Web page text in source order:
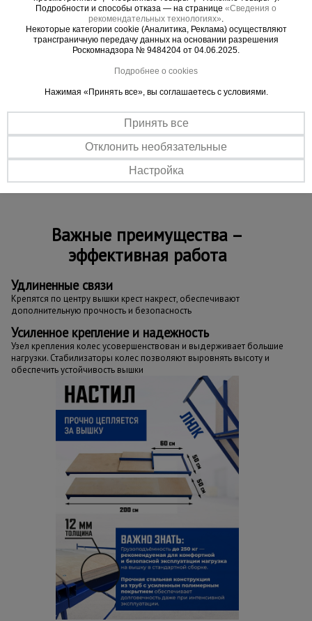
вентиляции, освещения, рекламы, отделке
фасадов и интерьеров. Идеальна для работы в
стеснённых условиях: в подъездах, коридорах, на
лестничных площадках и узких проходах.
- Прочная стальная конструкция с
антикоррозийным покрытием.
- Простая сборка без инструментов.
- Винтовые домкраты для устойчивости на
неровностях.
Важные преимущества –
эффективная работа
Удлиненные связи
Крепятся по центру вышки крест накрест, обеспечивают
дополнительную прочность и безопасность
Усиленное крепление и надежность
Узел крепления колес усовершенствован и выдерживает большие
нагрузки. Стабилизаторы колес позволяют выровнять высоту и
обеспечить устойчивость вышки
Подробности и способы отказа — на странице «Сведения о
рекомендательных технологиях»
Некоторые категории cookie (Аналитика, Реклама) осуществляют
трансграничную передачу данных на основании разрешения
Роскомнадзора № 9484204 от 04.06.2025.
Подробнее о cookies
Нажимая «Принять все», вы соглашаетесь с условиями.
Принять все
Отклонить необязательные
Настройка